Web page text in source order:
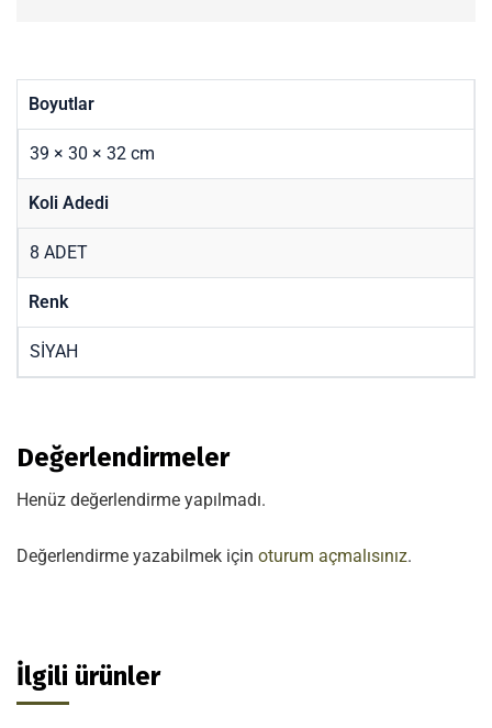
Boyutlar
39 × 30 × 32 cm
Koli Adedi
8 ADET
Renk
SİYAH
Değerlendirmeler
Henüz değerlendirme yapılmadı.
Değerlendirme yazabilmek için oturum açmalısınız.
İlgili ürünler